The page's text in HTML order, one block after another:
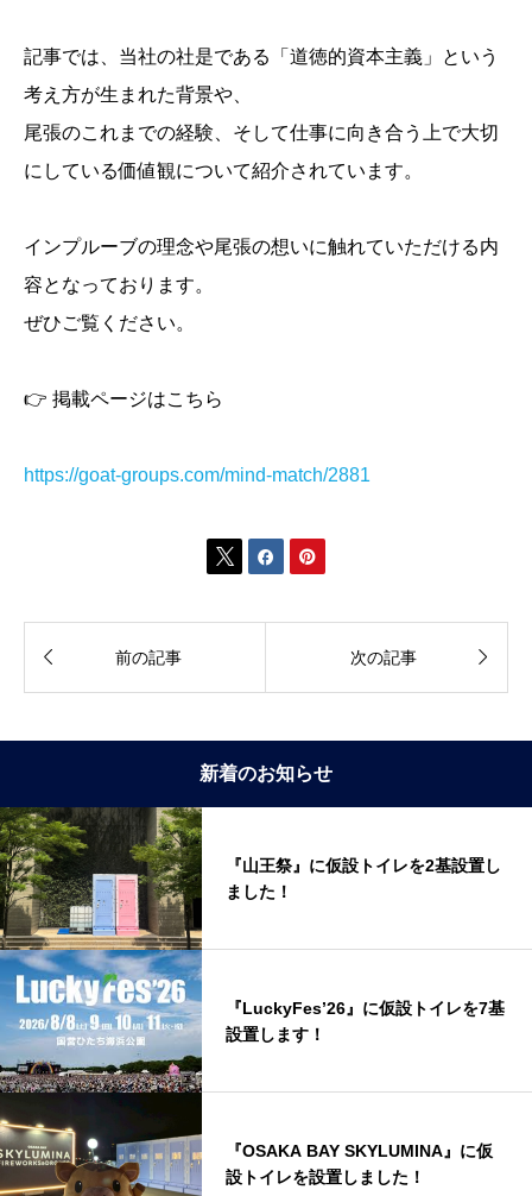
記事では、当社の社是である「道徳的資本主義」という
考え方が生まれた背景や、
尾張のこれまでの経験、そして仕事に向き合う上で大切
にしている価値観について紹介されています。
インプルーブの理念や尾張の想いに触れていただける内
容となっております。
ぜひご覧ください。
👉 掲載ページはこちら
https://goat-groups.com/mind-match/2881
  
 前の記事 次の記事 
新着のお知らせ
『山王祭』に仮設トイレを2基設置し
ました！
『LuckyFes’26』に仮設トイレを7基
設置します！
『OSAKA BAY SKYLUMINA』に仮
設トイレを設置しました！